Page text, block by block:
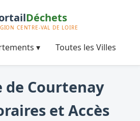
▾ Toutes les Villes
de Courtenay
et Accès